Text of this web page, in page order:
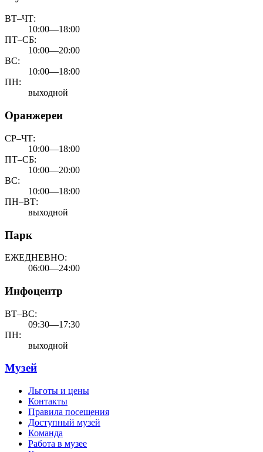
ВТ–ЧТ:
10:00—18:00
ПТ–СБ:
10:00—20:00
ВС:
10:00—18:00
ПН:
выходной
Оранжереи
СР–ЧТ:
10:00—18:00
ПТ–СБ:
10:00—20:00
ВС:
10:00—18:00
ПН–ВТ:
выходной
Парк
ЕЖЕДНЕВНО:
06:00—24:00
Инфоцентр
ВТ–ВС:
09:30—17:30
ПН:
выходной
Музей
Льготы и цены
Контакты
Правила посещения
Доступный музей
Команда
Работа в музее